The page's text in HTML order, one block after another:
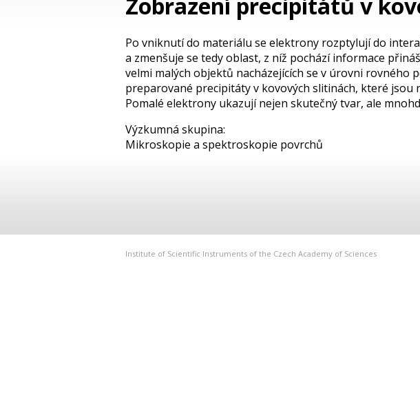
Po vniknutí do materiálu se elektrony rozptylují do
a zmenšuje se tedy oblast, z níž pochází informace
velmi malých objektů nacházejících se v úrovni rovného
preparované precipitáty v kovových slitinách, které
Pomalé elektrony ukazují nejen skutečný tvar, ale
Výzkumná skupina:
Mikroskopie a spektroskopie povrchů
Institute of Scientific Instruments of the Czech Academy of Sciences